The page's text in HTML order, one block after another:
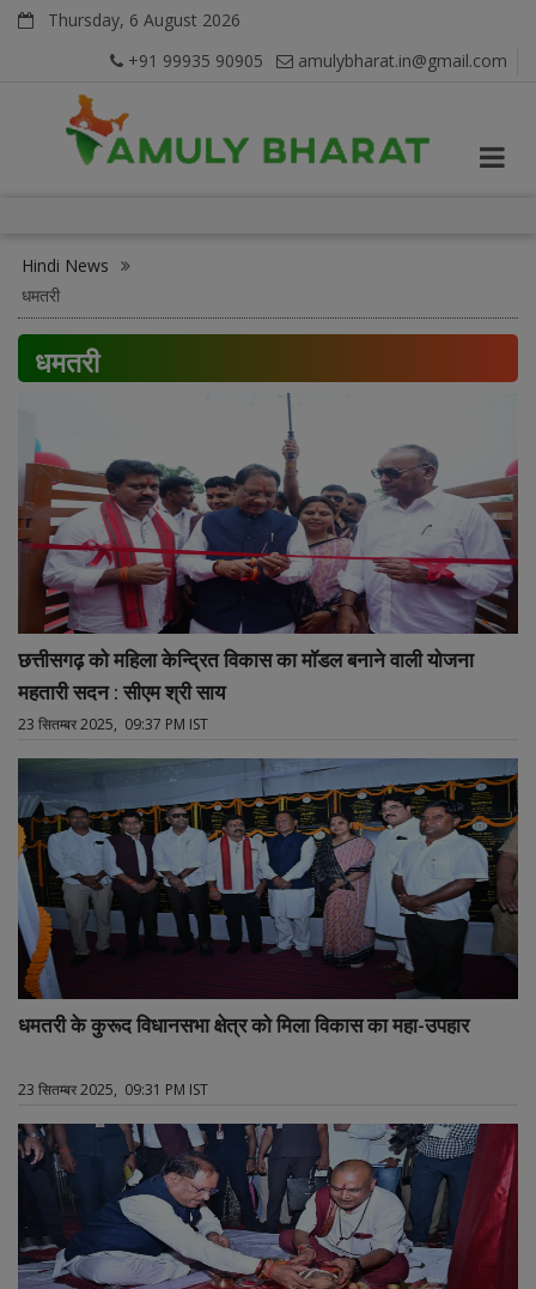
Thursday, 6 August 2026
+91 99935 90905
amulybharat.in@gmail.com
Hindi News
धमतरी
धमतरी
छत्तीसगढ़ को महिला केन्द्रित विकास का मॉडल बनाने वाली योजना
महतारी सदन : सीएम श्री साय
23 सितम्बर 2025, 09:37 PM IST
धमतरी के कुरूद विधानसभा क्षेत्र को मिला विकास का महा-उपहार
23 सितम्बर 2025, 09:31 PM IST